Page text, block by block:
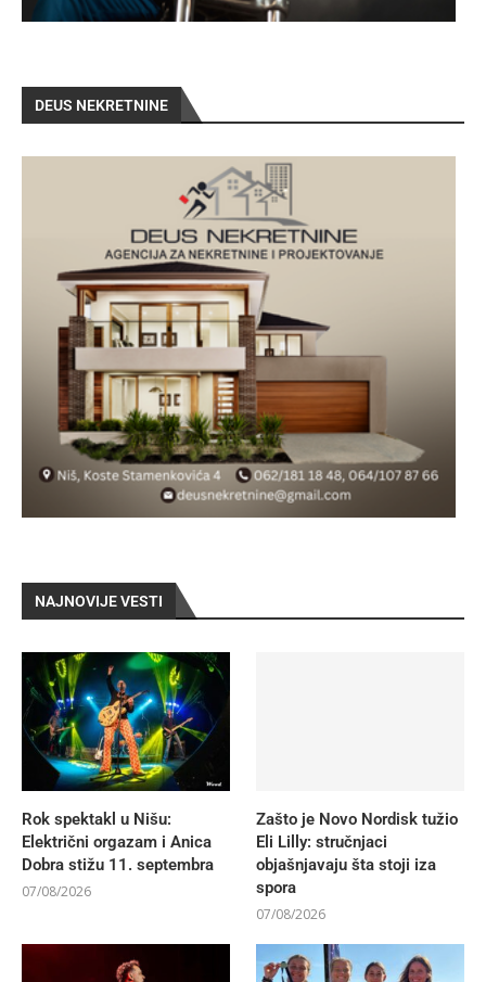
DEUS NEKRETNINE
NAJNOVIJE VESTI
Rok spektakl u Nišu:
Električni orgazam i Anica
Dobra stižu 11. septembra
07/08/2026
Zašto je Novo Nordisk tužio
Eli Lilly: stručnjaci
objašnjavaju šta stoji iza
spora
07/08/2026